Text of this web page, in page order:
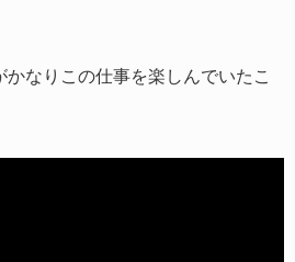
なりこの仕事を楽しんでいたこ